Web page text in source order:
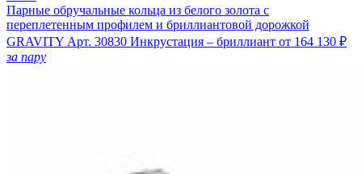
Парные обручальные кольца из белого золота с
переплетенным профилем и бриллиантовой дорожкой
GRAVITY Арт. 30830 Инкрустация – бриллиант от 164 130 ₽
за пару